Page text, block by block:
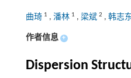
曲琦 1 , 潘林 1 , 梁斌 2 , 韩志
作者信息 +
Dispersion